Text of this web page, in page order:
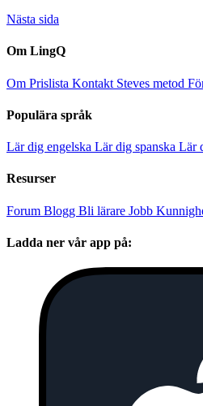
Nästa sida
Om LingQ
Om Prislista Kontakt Steves metod
Populära språk
Lär dig engelska Lär dig spanska Lär
Resurser
Forum Blogg Bli lärare Jobb
Ladda ner vår app på: